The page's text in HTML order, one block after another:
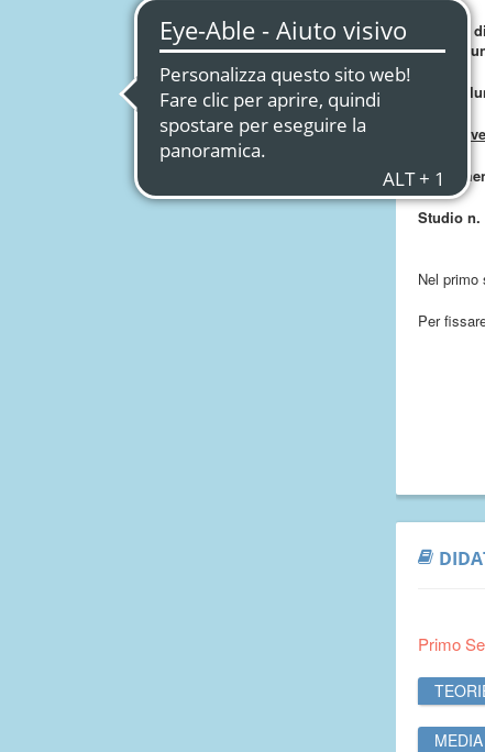
Il corso
(Sala
Orario:
Per
Studio n.
Nel primo
Per
Primo